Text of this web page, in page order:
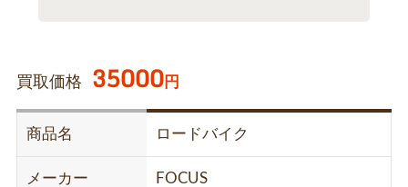
買取価格 35000円
商品名 ロードバイク
メーカー FOCUS